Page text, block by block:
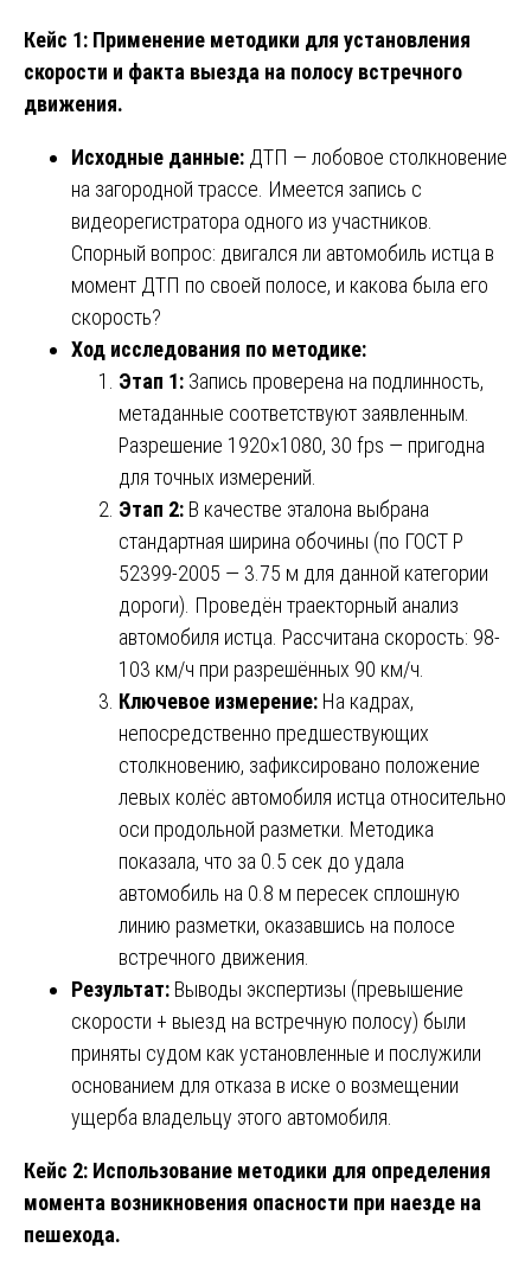
Кейс 1: Применение методики для установления
скорости и факта выезда на полосу встречного
движения.
Исходные данные: ДТП — лобовое столкновение
на загородной трассе. Имеется запись с
видеорегистратора одного из участников.
Спорный вопрос: двигался ли автомобиль истца в
момент ДТП по своей полосе, и какова была его
скорость?
Ход исследования по методике:
Этап 1: Запись проверена на подлинность,
метаданные соответствуют заявленным.
Разрешение 1920×1080, 30 fps — пригодна
для точных измерений.
Этап 2: В качестве эталона выбрана
стандартная ширина обочины (по ГОСТ Р
52399-2005 — 3.75 м для данной категории
дороги). Проведён траекторный анализ
автомобиля истца. Рассчитана скорость: 98-
103 км/ч при разрешённых 90 км/ч.
Ключевое измерение: На кадрах,
непосредственно предшествующих
столкновению, зафиксировано положение
левых колёс автомобиля истца относительно
оси продольной разметки. Методика
показала, что за 0.5 сек до удала
автомобиль на 0.8 м пересек сплошную
линию разметки, оказавшись на полосе
встречного движения.
Результат: Выводы экспертизы (превышение
скорости + выезд на встречную полосу) были
приняты судом как установленные и послужили
основанием для отказа в иске о возмещении
ущерба владельцу этого автомобиля.
Кейс 2: Использование методики для определения
момента возникновения опасности при наезде на
пешехода.